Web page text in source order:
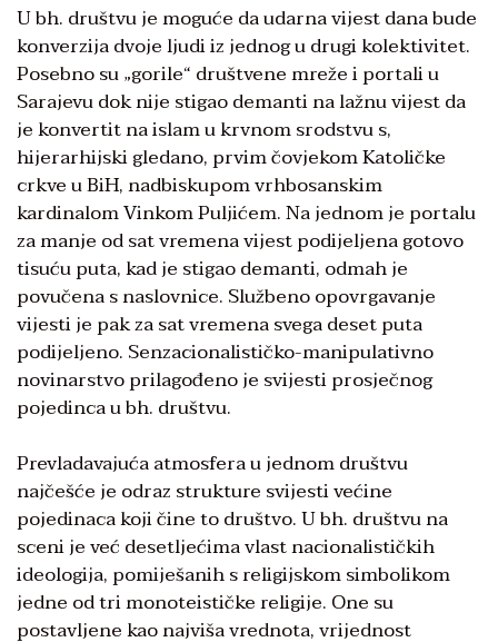
U bh. društvu je moguće da udarna vijest dana bude
konverzija dvoje ljudi iz jednog u drugi kolektivitet.
Posebno su „gorile“ društvene mreže i portali u
Sarajevu dok nije stigao demanti na lažnu vijest da
je konvertit na islam u krvnom srodstvu s,
hijerarhijski gledano, prvim čovjekom Katoličke
crkve u BiH, nadbiskupom vrhbosanskim
kardinalom Vinkom Puljićem. Na jednom je portalu
za manje od sat vremena vijest podijeljena gotovo
tisuću puta, kad je stigao demanti, odmah je
povučena s naslovnice. Službeno opovrgavanje
vijesti je pak za sat vremena svega deset puta
podijeljeno. Senzacionalističko-manipulativno
novinarstvo prilagođeno je svijesti prosječnog
pojedinca u bh. društvu.
Prevladavajuća atmosfera u jednom društvu
najčešće je odraz strukture svijesti većine
pojedinaca koji čine to društvo. U bh. društvu na
sceni je već desetljećima vlast nacionalističkih
ideologija, pomiješanih s religijskom simbolikom
jedne od tri monoteističke religije. One su
postavljene kao najviša vrednota, vrijednost